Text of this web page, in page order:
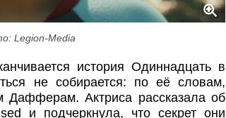
Legion-Media
история Одиннадцать в
не собирается: по её словам,
Актриса рассказала об
и подчеркнула, что секрет они